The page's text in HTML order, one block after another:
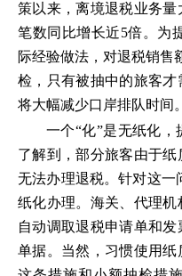
策以来，离境退税业务量
笔数同比增长近5倍。为
际经验做法，对退税销售
检，只有被抽中的旅客
将大幅减少口岸排队时间。
一个“化”是无纸化
了解到，部分旅客由于纸
无法办理退税。针对这一
纸化办理。海关、代理
自动调取退税申请单和
单据。当然，习惯使用纸